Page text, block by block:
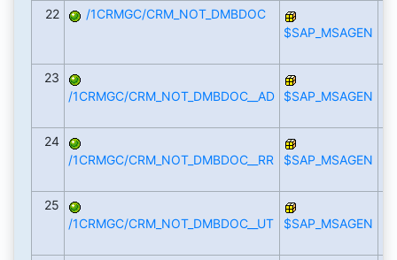
22
/1CRMGC/CRM_NOT_DMBDOC
$SAP_MSAGEN
23
/1CRMGC/CRM_NOT_DMBDOC__AD
$SAP_MSAGEN
24
/1CRMGC/CRM_NOT_DMBDOC__RR
$SAP_MSAGEN
25
/1CRMGC/CRM_NOT_DMBDOC__UT
$SAP_MSAGEN